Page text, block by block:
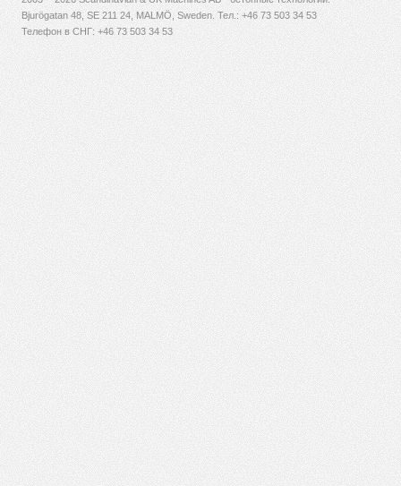
Bjurögatan 48, SE 211 24, MALMÖ, Sweden. Тел.: +46 73 503 34 53
Телефон в СНГ: +46 73 503 34 53